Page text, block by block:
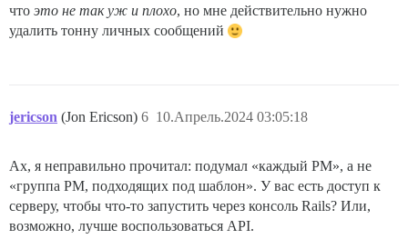
что это не так уж и плохо, но мне действительно нужно
удалить тонну личных сообщений
jericson (Jon Ericson) 10.Апрель.2024 03:05:18
6
Ах, я неправильно прочитал: подумал «каждый PM», а не
«группа PM, подходящих под шаблон». У вас есть доступ к
серверу, чтобы что-то запустить через консоль Rails? Или,
возможно, лучше воспользоваться API.